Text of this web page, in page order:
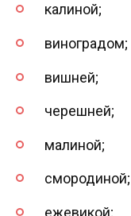
калиной;
виноградом;
вишней;
черешней;
малиной;
смородиной;
ежевикой;